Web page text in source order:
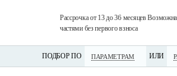
Рассрочка от 13 до 36 месяцев
частями без первого взноса
ПОДБОР ПО ПАРАМЕТРАМ ИЛИ